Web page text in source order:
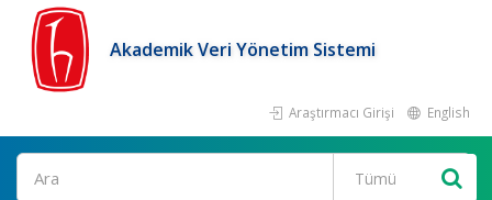
Akademik Veri Yönetim Sistemi
Araştırmacı Girişi English
Ara